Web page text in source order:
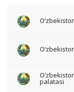
palatasi